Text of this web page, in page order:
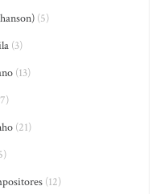
(5)
(3)
(13)
(21)
(12)